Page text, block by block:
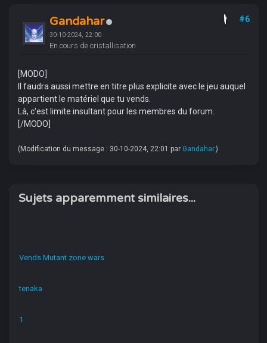
Gandahar
30-10-2024, 22:00
En cours de cristallisation
#6
[MODO]
Il faudra aussi mettre en titre plus explicite avec le jeu auquel
appartient le matériel que tu vends.
Là, c'est limite insultant pour les membres du forum.
[/MODO]
(Modification du message : 30-10-2024, 22:01 par Gandahar.)
Sujets apparemment similaires...
Vends Mutant zone wars
tenaka
1